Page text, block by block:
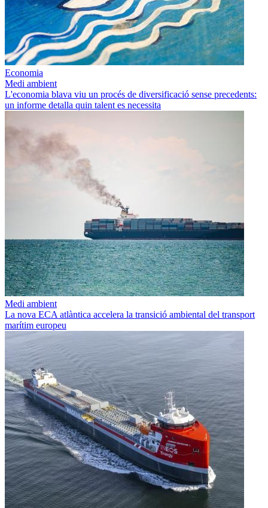
Economia
Medi ambient
L'economia blava viu un procés de diversificació sense precedents:
un informe detalla quin talent es necessita
Medi ambient
La nova ECA atlàntica accelera la transició ambiental del transport
marítim europeu